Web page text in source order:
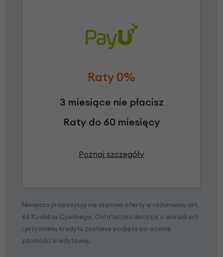
Raty 0%
3 miesiące nie płacisz
Raty do 60 miesięcy
Poznaj szczegóły
Niniejsza propozycja nie stanowi oferty w rozumieniu art.
66 Kodeksu Cywilnego. Ostateczna decyzja o warunkach
i przyznaniu kredytu zostanie podjęta po ocenie
zdolności kredytowej.